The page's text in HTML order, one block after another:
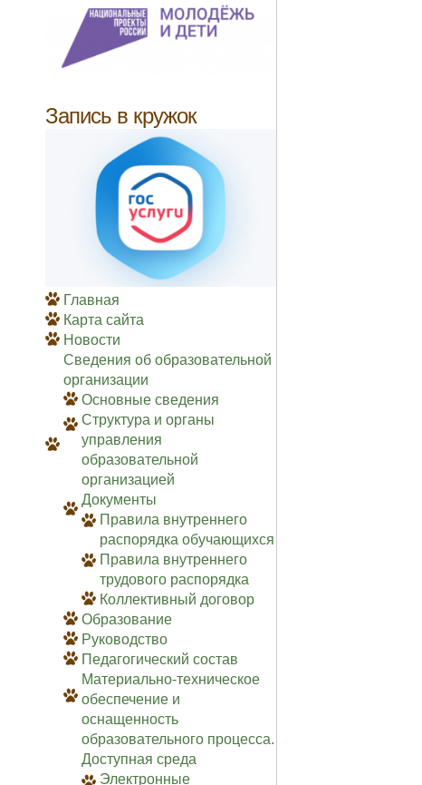
Запись в кружок
Главная
Карта сайта
Новости
Сведения об образовательной
организации
Основные сведения
Структура и органы
управления
образовательной
организацией
Документы
Правила внутреннего
распорядка обучающихся
Правила внутреннего
трудового распорядка
Коллективный договор
Образование
Руководство
Педагогический состав
Материально-техническое
обеспечение и
оснащенность
образовательного процесса.
Доступная среда
Электронные